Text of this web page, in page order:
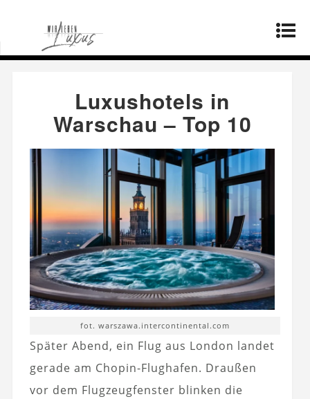
Startseite»
Luxushotels in Warschau –
Top 10
Luxushotels in
Warschau – Top 10
fot. warszawa.intercontinental.com
Später Abend, ein Flug aus London landet
gerade am Chopin-Flughafen. Draußen
vor dem Flugzeugfenster blinken die